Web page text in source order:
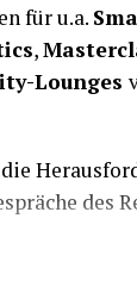
Ähnlich
dem
Areas,
für u.a.
,
Lounges
des